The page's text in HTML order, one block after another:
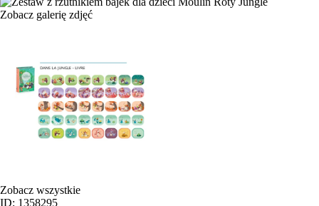
Zobacz galerię zdjęć
Zobacz wszystkie
ID: 1358295